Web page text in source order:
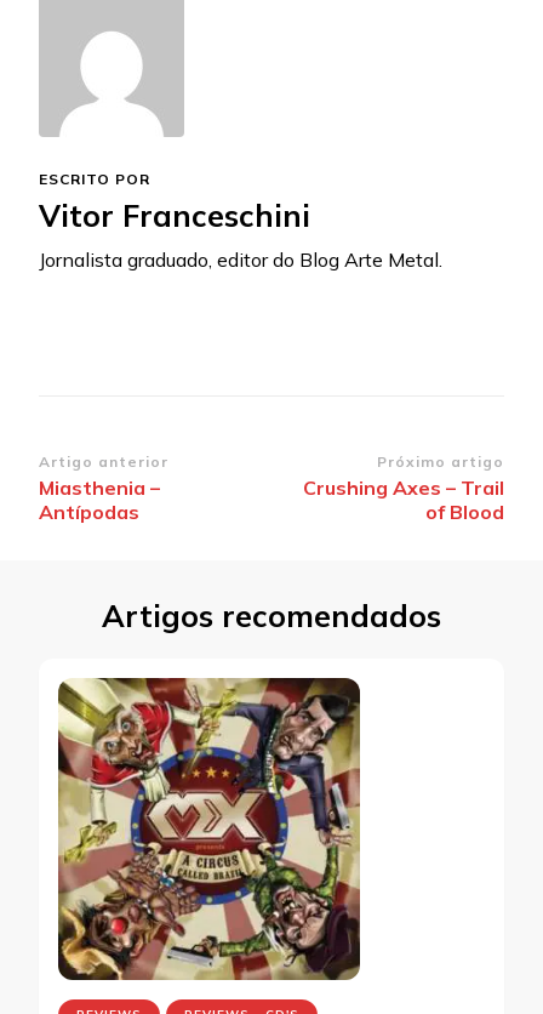
ESCRITO POR
Vitor Franceschini
Jornalista graduado, editor do Blog Arte Metal.
Navegação
de
Artigo anterior
Miasthenia –
Antípodas
Próximo artigo
Crushing Axes – Trail
of Blood
Artigos recomendados